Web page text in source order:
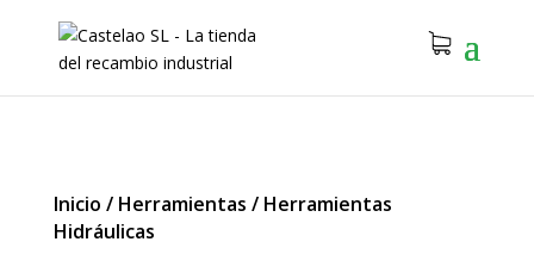
Inicio / Herramientas / Herramientas
Hidráulicas